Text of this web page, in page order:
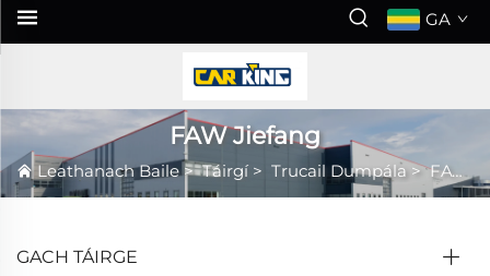
GA
FAW Jiefang
Leathanach Baile>Táirgí > Trucail Dumpála>FAW Jiefang
GACH TÁIRGE